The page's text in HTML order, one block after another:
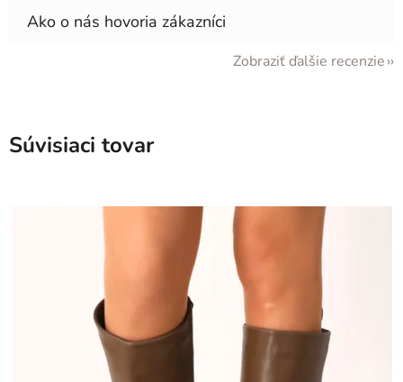
Zobraziť ďalšie recenzie
Súvisiaci tovar